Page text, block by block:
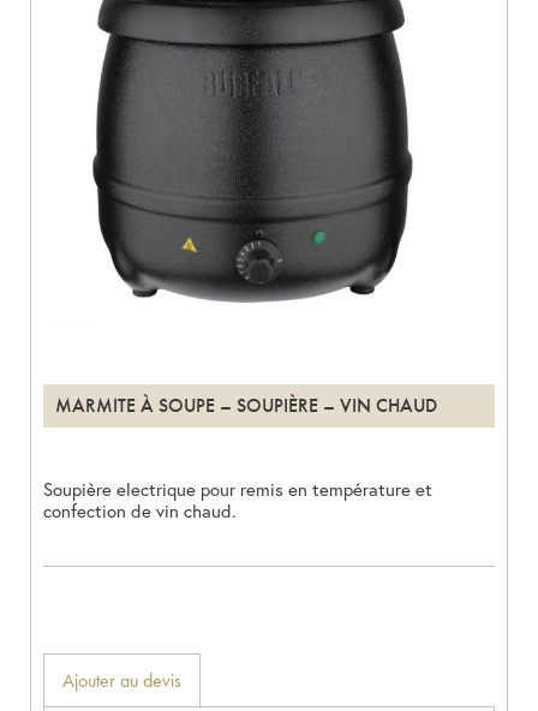
MARMITE À SOUPE – SOUPIÈRE – VIN CHAUD
Soupière electrique pour remis en température et
confection de vin chaud.
Ajouter au devis